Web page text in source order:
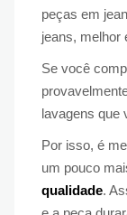
peças em
jeans, melhor
Se você
lavagens que
Por isso, é
um pouco
qualidade.